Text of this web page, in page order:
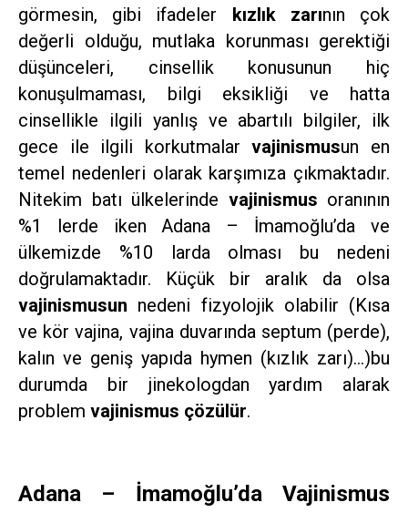
görmesin, gibi ifadeler kızlık zarının çok
değerli olduğu, mutlaka korunması gerektiği
düşünceleri, cinsellik konusunun hiç
konuşulmaması, bilgi eksikliği ve hatta
cinsellikle ilgili yanlış ve abartılı bilgiler, ilk
gece ile ilgili korkutmalarvajinismusun en
temel nedenleri olarak karşımıza çıkmaktadır.
Nitekim batı ülkelerinde vajinismus oranının
%1 lerde iken Adana – İmamoğlu’da ve
ülkemizde %10 larda olması bu nedeni
doğrulamaktadır. Küçük bir aralık da olsa
vajinismusun nedeni fizyolojik olabilir (Kısa
ve kör vajina, vajina duvarında septum (perde),
kalın ve geniş yapıda hymen (kızlık zarı)…)bu
durumda bir jinekologdan yardım alarak
problem vajinismus çözülür.
Adana – İmamoğlu’da Vajinismus